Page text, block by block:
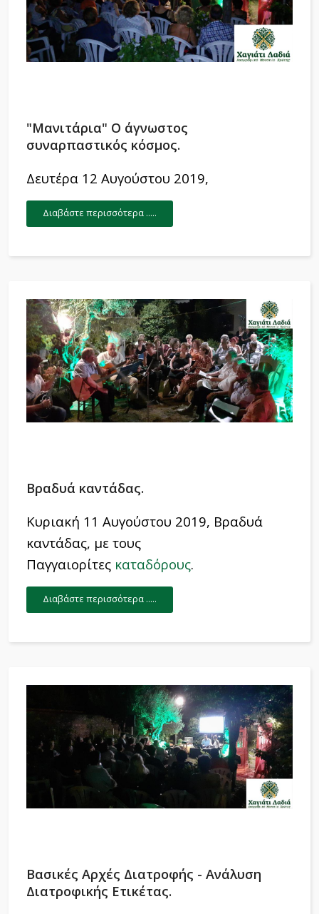
"Μανιτάρια" Ο άγνωστος
συναρπαστικός κόσμος.
Δευτέρα 12 Αυγούστου 2019,
Διαβάστε περισσότερα .....
Βραδυά καντάδας.
Κυριακή 11 Αυγούστου 2019, Βραδυά
καντάδας, με τους
Παγγαιορίτες καταδόρους.
Διαβάστε περισσότερα .....
Βασικές Αρχές Διατροφής - Ανάλυση
Διατροφικής Ετικέτας.